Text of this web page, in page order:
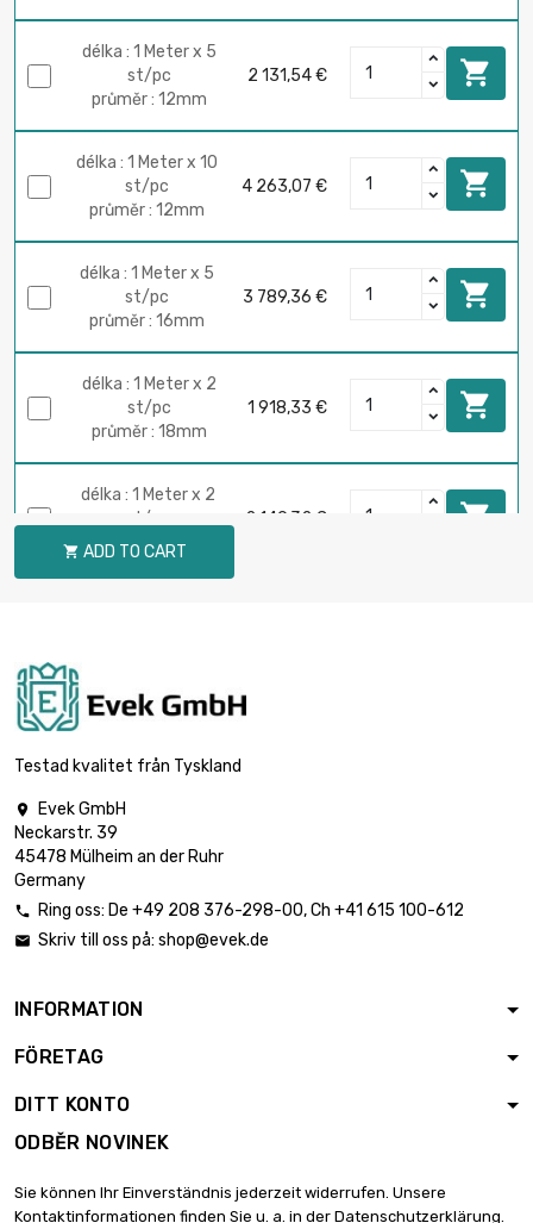
délka : 1 Meter x 5
st/pc
průměr : 12mm
2 131,54 € 
délka : 1 Meter x 10
st/pc
průměr : 12mm
4 263,07 € 
délka : 1 Meter x 5
st/pc
průměr : 16mm
3 789,36 € 
délka : 1 Meter x 2
st/pc
průměr : 18mm
1 918,33 € 
délka : 1 Meter x 2
st/pc
průměr : 22mm
2 149,32 € 
 ADD TO CART
Testad kvalitet från Tyskland

Evek GmbH
Neckarstr. 39
45478 Mülheim an der Ruhr
Germany
 Ring oss: De +49 208 376-298-00, Ch +41 615 100-612
 Skriv till oss på: shop@evek.de
INFORMATION
FÖRETAG
DITT KONTO
ODBĚR NOVINEK
Sie können Ihr Einverständnis jederzeit widerrufen. Unsere
Kontaktinformationen finden Sie u. a. in der Datenschutzerklärung.